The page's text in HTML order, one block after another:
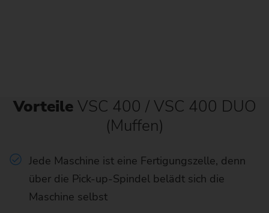
Vorteile VSC 400 / VSC 400 DUO
(Muffen)
Jede Maschine ist eine Fertigungszelle, denn
über die Pick-up-Spindel belädt sich die
Maschine selbst